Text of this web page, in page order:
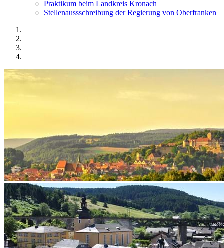
Praktikum beim Landkreis Kronach
Stellenaussschreibung der Regierung von Oberfranken